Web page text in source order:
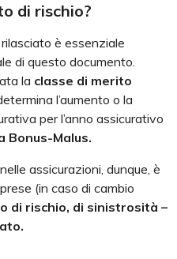
di rischio?
è essenziale
di questo documento.
la classe di merito
l’aumento o la
per l’anno assicurativo
Bonus-Malus.
assicurazioni, dunque, è
(in caso di cambio
di rischio, di sinistrosità –